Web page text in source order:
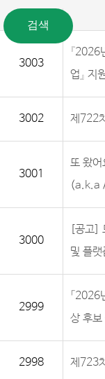
번호
3003
『
업』 지
3002 제722
3001
또 왔
(a.k.a
3000
[공고]
및 플
2999
「2026
상 후보
2998 제723